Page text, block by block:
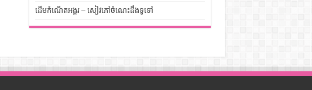
ដើមកំណើតអង្គរ – សៀវភៅចំណេះដឹងទូទៅ